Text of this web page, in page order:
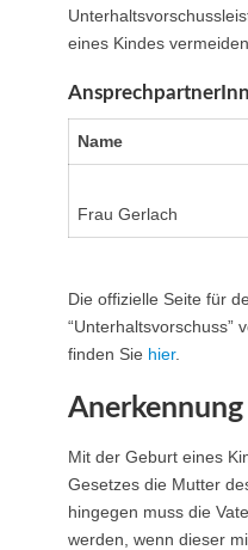
eines Kindes
Name
Frau Gerlach
Die offizielle Seite für
“Unterhaltsvorschuss”
finden Sie hier.
Mit der Geburt eines
Gesetzes die Mutter
hingegen muss die
werden, wenn dieser